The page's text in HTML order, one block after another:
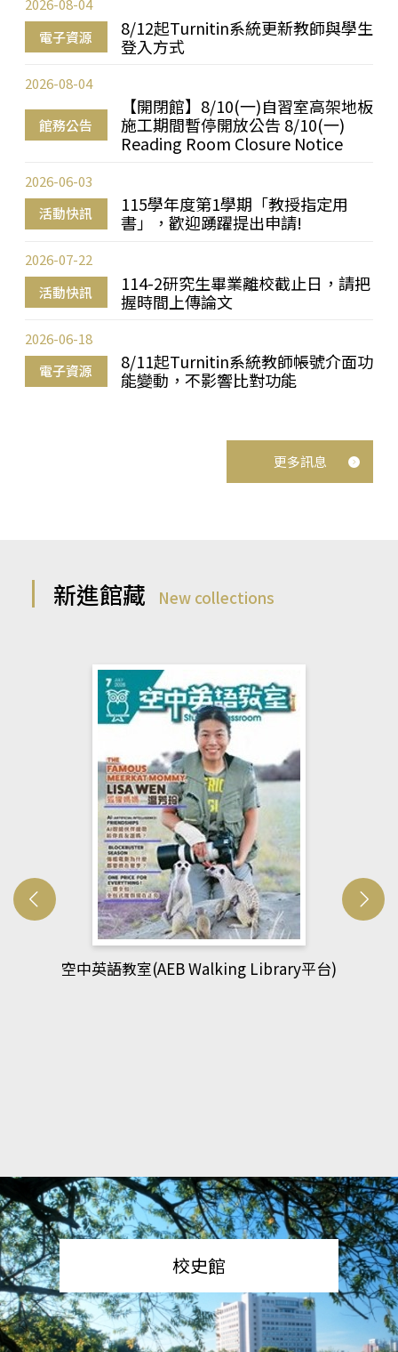
電子資源
8/12起Turnitin系統更新教師與學生
登入方式
2026-08-04
館務公告
【開閉館】8/10(一)自習室高架地板
施工期間暫停開放公告 8/10(一)
Reading Room Closure Notice
2026-08-04
活動快訊
115學年度第1學期「教授指定用
書」，歡迎踴躍提出申請!
2026-06-03
活動快訊
114-2研究生畢業離校截止日，請把
握時間上傳論文
2026-07-22
電子資源
8/11起Turnitin系統教師帳號介面功
能變動，不影響比對功能
2026-06-18
更多訊息
新進館藏 New collections
網管人(kono平台)
校史館